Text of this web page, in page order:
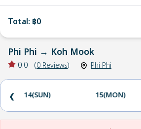
Total: ฿0
Phi Phi → Koh Mook
0.0 (0 Reviews) Phi Phi
14(SUN) 15(MON)
❮